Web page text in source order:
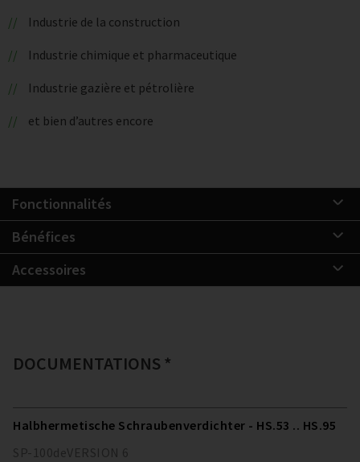
Industrie de la construction
Industrie chimique et pharmaceutique
Industrie gazière et pétrolière
et bien d’autres encore
Fonctionnalités
Bénéfices
Accessoires
DOCUMENTATIONS *
Halbhermetische Schraubenverdichter - HS.53 .. HS.95
SP-100deVERSION 6